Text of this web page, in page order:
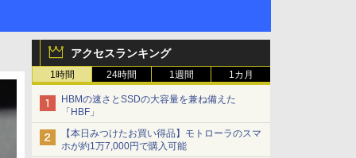
アクセスランキング
1時間 24時間 1週間 1カ月
HBMの速さとSSDの大容量を兼ね備えた
「HBF」
【本日みつけたお買い得品】モトローラのスマ
ホが約1万7,000円で購入可能